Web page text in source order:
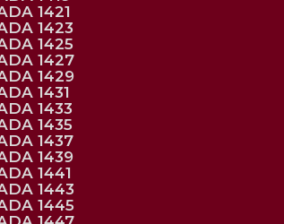
1421
1423
1425
1427
1429
1431
1433
1435
1437
1439
1441
1443
1445